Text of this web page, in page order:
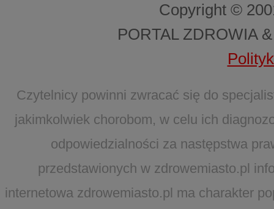
Copyright ©
PORTAL ZDROWIA
Czytelnicy powinni zwracać się do
jakimkolwiek chorobom, w celu ich
odpowiedzialności za następstwa
przedstawionych w zdrowemiasto.pl
internetowa zdrowemiasto.pl ma charakter